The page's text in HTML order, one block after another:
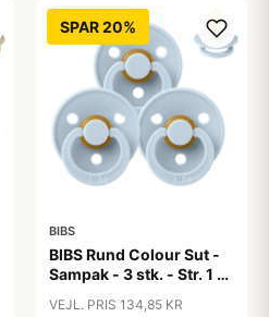
SPAR 20%
BIBS
BIBS Rund Colour Sut -
Sampak - 3 stk. - Str. 1 -
VEJL. PRIS 134,85 KR